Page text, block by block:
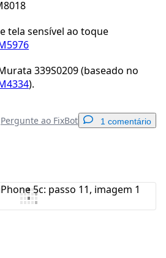
tela sensível ao toque
339S0209 (baseado no
).
Pergunte ao FixBot 1 comentário